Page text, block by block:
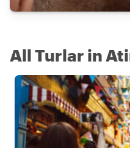
All Turlar in